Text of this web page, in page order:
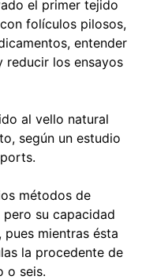
el primer tejido
folículos pilosos,
entender
reducir los ensayos
al vello natural
según un estudio
métodos de
su capacidad
mientras ésta
la procedente de
o seis.